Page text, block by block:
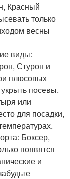
Красный
только
весны
виды:
Стурон и
плюсовых
посевы.
или
для посадки,
Боксер,
появятся
и